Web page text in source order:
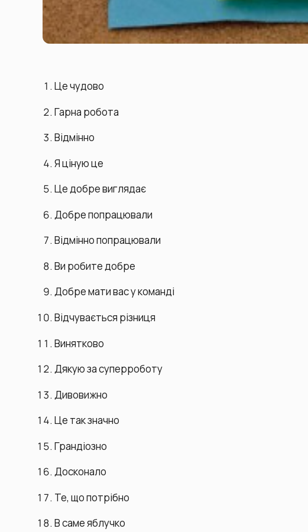
Це чудово
Гарна робота
Відмінно
Я ціную це
Це добре виглядає
Добре попрацювали
Відмінно попрацювали
Ви робите добре
Добре мати вас у команді
Відчувається різниця
Винятково
Дякую за суперроботу
Дивовижно
Це так значно
Грандіозно
Досконало
Те, що потрібно
В саме яблучко